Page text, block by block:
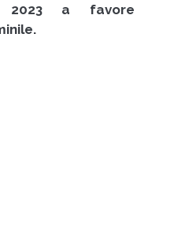
2023 a favore